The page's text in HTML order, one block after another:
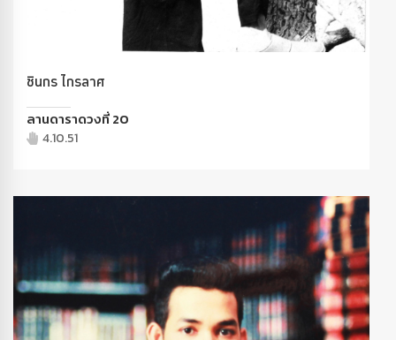
ชินกร ไกรลาศ
ลานดาราดวงที่ 20
4.10.51